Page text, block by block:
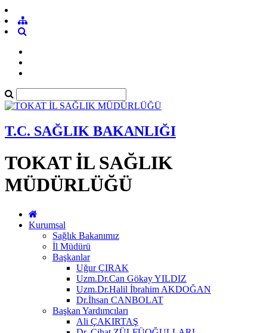
T.C. SAĞLIK BAKANLIĞI
TOKAT İL SAĞLIK
MÜDÜRLÜĞÜ
Kurumsal
Sağlık Bakanımız
İl Müdürü
Başkanlar
Uğur ÇIRAK
Uzm.Dr.Can Gökay YILDIZ
Uzm.Dr.Halil İbrahim AKDOĞAN
Dr.İhsan CANBOLAT
Başkan Yardımcıları
Ali ÇAKIRTAŞ